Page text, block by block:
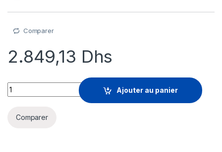
Comparer
2.849,13 Dhs
ESET PROTECT Elite - renouvellement de la licence
Ajouter au panier
Comparer